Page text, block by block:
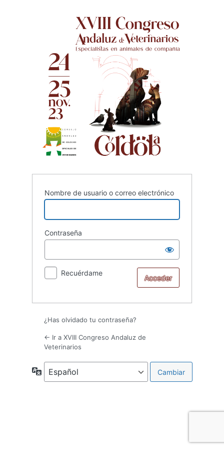
Nombre de usuario o correo electrónico
Contraseña
Recuérdame
¿Has olvidado tu contraseña?
← Ir a XVIII Congreso Andaluz de
Veterinarios
Idioma